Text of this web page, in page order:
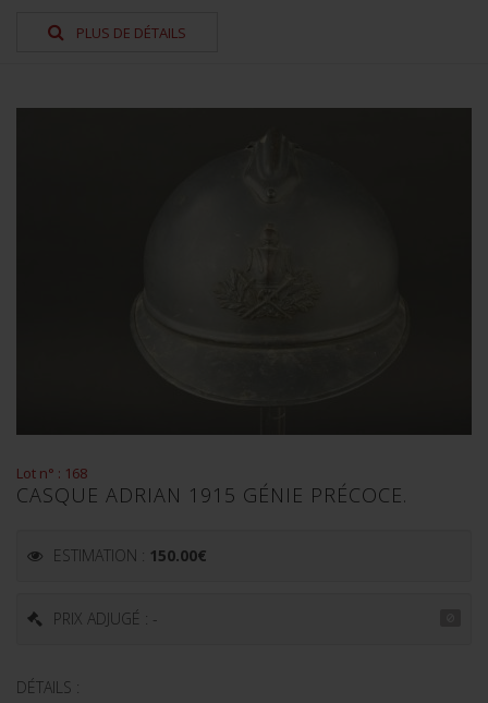
PLUS DE DÉTAILS
Lot n° : 168
CASQUE ADRIAN 1915 GÉNIE PRÉCOCE.
ESTIMATION : 150.00€
PRIX ADJUGÉ : -
DÉTAILS :